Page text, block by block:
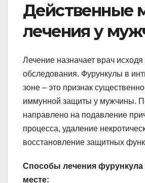
Действенные
лечения у
Лечение назначает врач исходя
обследования. Фурункулы в
зоне – это признак
иммунной защиты у мужчины.
направлено на подавление
процесса, удаление
восстановление защитных
Способы лечения
месте: